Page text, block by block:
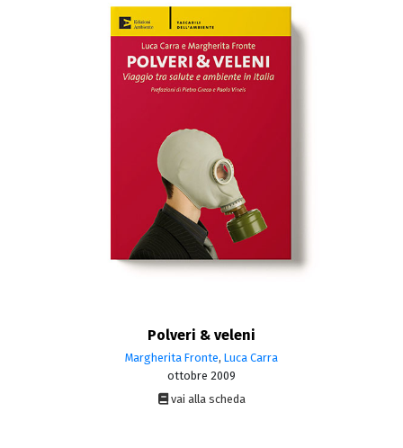
Polveri & veleni
Margherita Fronte, Luca Carra
ottobre 2009
vai alla scheda